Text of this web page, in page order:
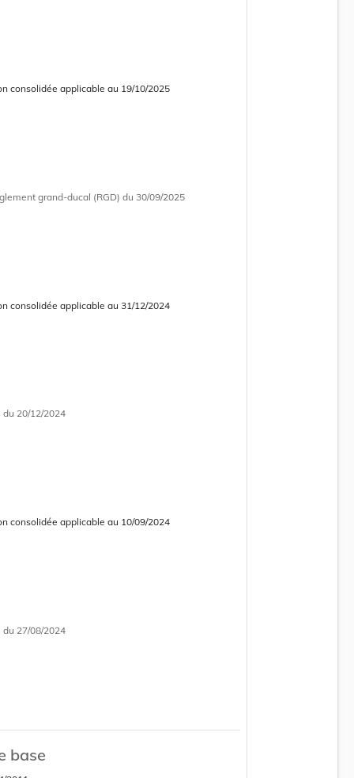
consolidée obsolète
consolidée applicable au 19/10/2025
grand-ducal (RGD)du 30/09/2025
consolidée obsolète
consolidée applicable au 31/12/2024
du 20/12/2024
consolidée obsolète
consolidée applicable au 10/09/2024
du 27/08/2024
obsolète
base